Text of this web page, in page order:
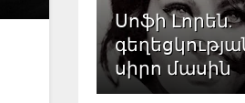
Սոֆի Լորեն.
սիրո մասին